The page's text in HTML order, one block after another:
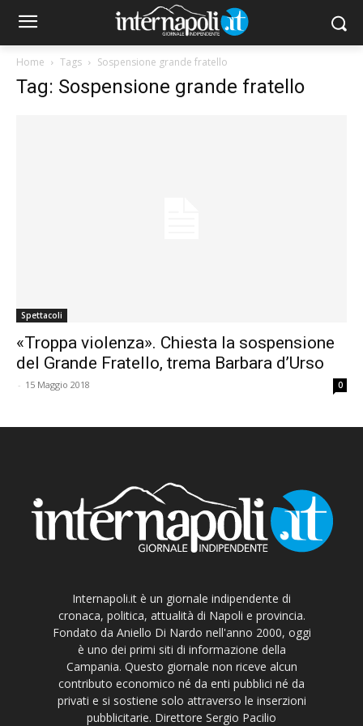
Home Tags Sospensione grande fratello
Tag: Sospensione grande fratello
Spettacoli
«Troppa violenza». Chiesta la sospensione
del Grande Fratello, trema Barbara d’Urso
- 15 Maggio 2018 0
Internapoli.it è un giornale indipendente di
cronaca, politica, attualità di Napoli e provincia.
Fondato da Aniello Di Nardo nell'anno 2000, oggi
è uno dei primi siti di informazione della
Campania. Questo giornale non riceve alcun
contributo economico né da enti pubblici né da
privati e si sostiene solo attraverso le inserzioni
pubblicitarie. Direttore Sergio Pacilio